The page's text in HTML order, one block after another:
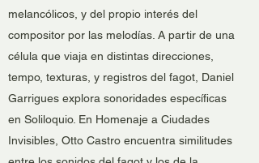
melancólicos, y del propio interés del
compositor por las melodías. A partir de una
célula que viaja en distintas direcciones,
tempo, texturas, y registros del fagot, Daniel
Garrigues explora sonoridades específicas
en Soliloquio. En Homenaje a Ciudades
Invisibles, Otto Castro encuentra similitudes